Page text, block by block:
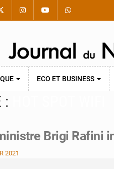
ECO ET BUSINESS
:
Brigi Rafini
2021